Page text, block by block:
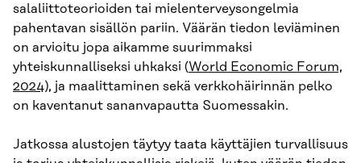
salaliittoteorioiden tai mielenterveysongelmia
pahentavan sisällön pariin. Väärän tiedon leviäminen
on arvioitu jopa aikamme suurimmaksi
yhteiskunnalliseksi uhkaksi (World Economic Forum,
2024), ja maalittaminen sekä verkkohäirinnän pelko
on kaventanut sananvapautta Suomessakin.
Jatkossa alustojen täytyy taata käyttäjien turvallisuus